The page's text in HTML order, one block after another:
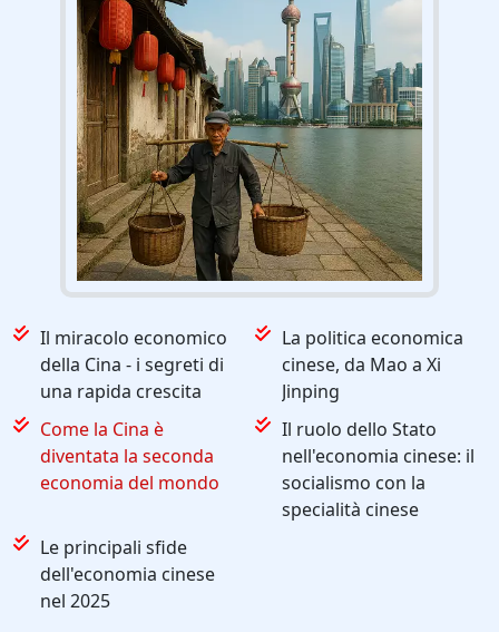
Il miracolo economico
della Cina - i segreti di
una rapida crescita
La politica economica
cinese, da Mao a Xi
Jinping
Come la Cina è
diventata la seconda
economia del mondo
Il ruolo dello Stato
nell'economia cinese: il
socialismo con la
specialità cinese
Le principali sfide
dell'economia cinese
nel 2025